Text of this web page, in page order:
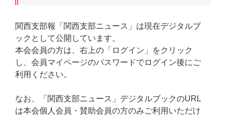
関西支部報「関西支部ニュース」は現在デジタルブ
ックとして公開しています。
本会会員の方は、右上の「ログイン」をクリック
し、会員マイページのパスワードでログイン後にご
利用ください。
なお、「関西支部ニュース」デジタルブックのURL
は本会個人会員・賛助会員の方のみご利用いただけ